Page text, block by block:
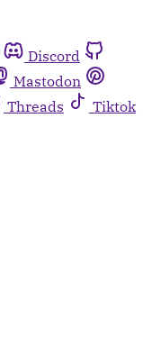
Discord
Mastodon
Threads
Tiktok